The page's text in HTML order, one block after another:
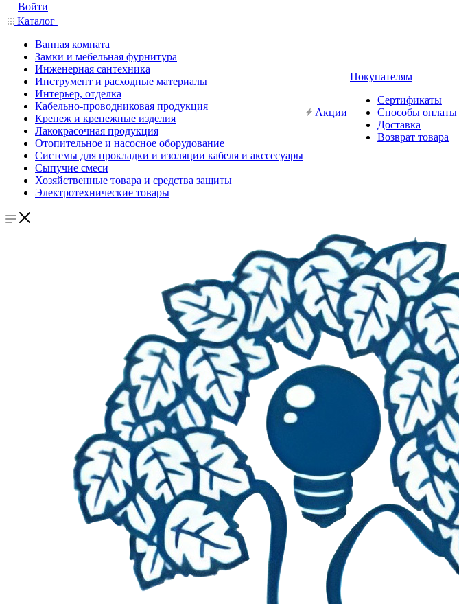
Войти
Каталог
Ванная комната
Замки и мебельная фурнитура
Инженерная сантехника
Инструмент и расходные материалы
Интерьер, отделка
Кабельно-проводниковая продукция
Крепеж и крепежные изделия
Лакокрасочная продукция
Отопительное и насосное оборудование
Системы для прокладки и изоляции кабеля и акссесуары
Сыпучие смеси
Хозяйственные товара и средства защиты
Электротехнические товары
Акции
Покупателям
Сертификаты
Способы оплаты
Доставка
Возврат товара